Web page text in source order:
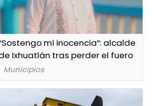
mi inocencia”: alcalde
Ixhuatlán tras perder el fuero
Municipios